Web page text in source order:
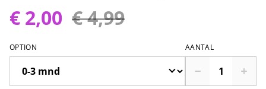
€ 2,00 € 4,99
OPTION AANTAL